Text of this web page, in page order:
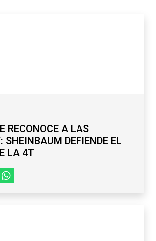
RECONOCE A LAS
SHEINBAUM DEFIENDE EL
LA 4T